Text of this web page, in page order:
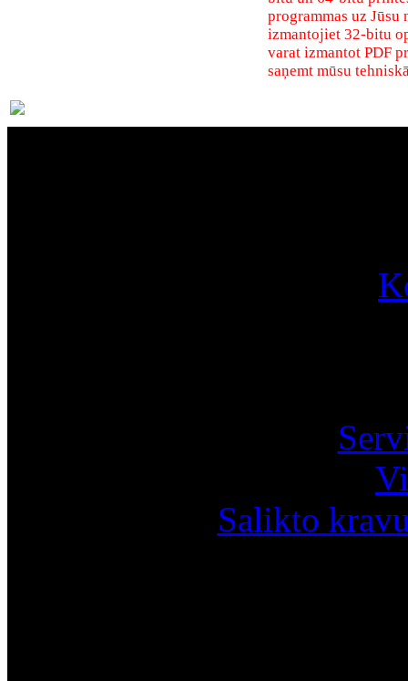
programmas uz
izmantojiet 32-bitu
varat izmantot PDF
saņemt mūsu
Salikto